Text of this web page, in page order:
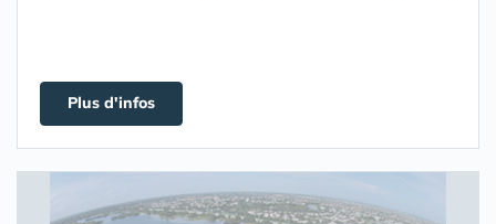
Plus d'infos